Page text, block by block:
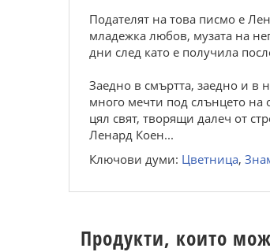
Подателят на това писмо е
младежка любов, музата на
дни след като е получила
Заедно в смъртта, заедно и в
много мечти под слънцето на
цял свят, творящи далеч от
Ленард Коен...
Ключови думи: Цветница,
Продукти, които